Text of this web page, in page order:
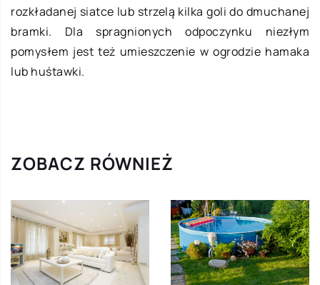
rozkładanej siatce lub strzelą kilka goli do dmuchanej
bramki. Dla spragnionych odpoczynku niezłym
pomysłem jest też umieszczenie w ogrodzie hamaka
lub huśtawki.
ZOBACZ RÓWNIEŻ